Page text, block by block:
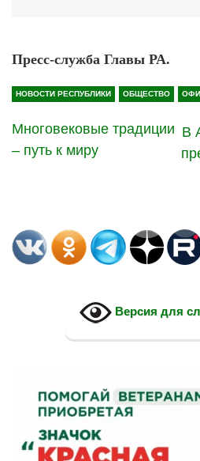
Пресс-служба Главы РА.
НОВОСТИ РЕСПУБЛИКИ ОБЩЕСТВО
Многовековые традиции
– путь к миру
В
Версия для